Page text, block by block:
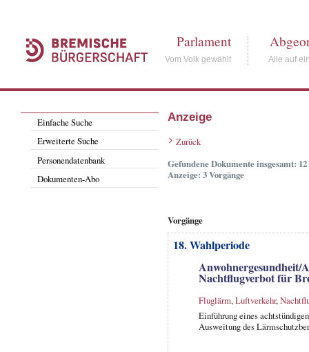
Parlament
Vom Volk gewählt Alle auf
Einfache Suche
Erweiterte Suche
Personendatenbank
Dokumenten-Abo
Anzeige
Zurück
Gefundene Dokumente insgesamt: 12
Anzeige: 3 Vorgänge
Vorgänge
18. Wahlperiode
Anwohnergesundheit/
Nachtflugverbot für
Fluglärm,Luftverkehr,
Einführung eines
Ausweitung des